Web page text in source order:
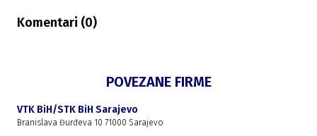
Komentari (0)
POVEZANE FIRME
VTK BiH/STK BiH Sarajevo
Branislava Đurđeva 10 71000 Sarajevo